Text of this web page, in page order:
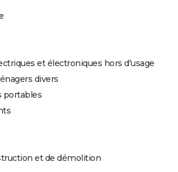
et électroniques hors d'usage
divers
portables
et de démolition